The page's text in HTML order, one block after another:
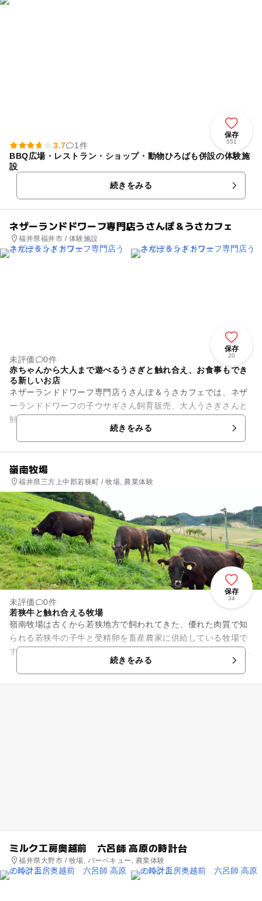
保存
551
3.7
1件
BBQ広場・レストラン・ショップ・動物ひろばも併設の体験施
設
続きをみる
ネザーランドドワーフ専門店うさんぽ＆うさカフェ
福井県福井市 / 体験施設
保存
20
未評価
0件
赤ちゃんから大人まで遊べるうさぎと触れ合え、お食事もでき
る新しいお店
ネザーランドドワーフ専門店うさんぽ＆うさカフェでは、ネザ
ーランドドワーフの子ウサギさん飼育販売、大人うさぎさんと
触れ合いも 赤ちゃん連れからOK。 グループで、カップルで
続きをみる
嶺南牧場
福井県三方上中郡若狭町 / 牧場, 農業体験
保存
34
未評価
0件
若狭牛と触れ合える牧場
嶺南牧場は古くから若狭地方で飼われてきた、優れた肉質で知
られる若狭牛の子牛と受精卵を畜産農家に供給している牧場で
す。 牧場内は平日・土日・祝日を問わず、随時見学可能です。
若狭牛の里の牧草地、ヤ...続きをみる
ミルク工房奥越前 六呂師 高原の時計台
福井県大野市 / 牧場, バーベキュー, 農業体験